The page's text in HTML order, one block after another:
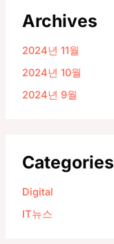
Archives
2024년 11월
2024년 10월
2024년 9월
Categories
Digital
IT뉴스